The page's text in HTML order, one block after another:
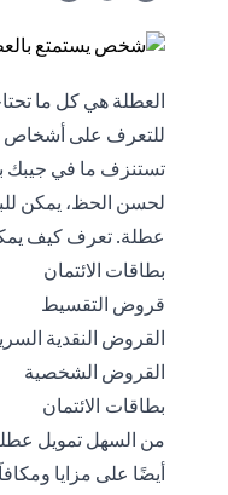
العطلة هي كل ما
للتعرف على أشخاص
تستنزف ما في جيبك
لحسن الحظ، يمكن
عطلة. تعرف كيف
بطاقات الائتمان
قروض التقسيط
القروض النقدية
القروض الشخصية
بطاقات الائتمان
من السهل تمويل
أيضًا على مزايا